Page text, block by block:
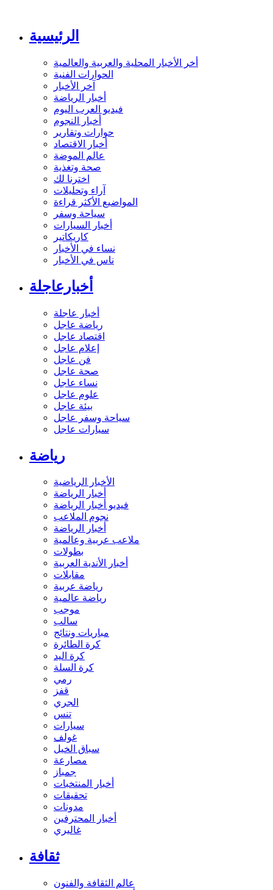
الرئيسية
أخر الأخبار المحلية والعربية والعالمية
الحوارات الفنية
آخر الأخبار
أخبار الرياضة
فيديو العرب اليوم
أخبار النجوم
حوارات وتقارير
أخبار الاقتصاد
عالم الموضة
صحة وتغذية
اخترنا لك
آراء وتحليلات
المواضيع الأكثر قراءة
سياحة وسفر
أخبار السيارات
كاريكاتير
نساء في الأخبار
ناس في الأخبار
أخبارعاجلة
أخبار عاجلة
رياضة عاجل
اقتصاد عاجل
إعلام عاجل
فن عاجل
صحة عاجل
نساء عاجل
علوم عاجل
بيئة عاجل
سياحة وسفر عاجل
سيارات عاجل
رياضة
الأخبار الرياضية
أخبار الرياضة
فيديو أخبار الرياضة
نجوم الملاعب
أخبار الرياضة
ملاعب عربية وعالمية
بطولات
أخبار الأندية العربية
مقابلات
رياضة عربية
رياضة عالمية
موجب
سالب
مباريات ونتائج
كرة الطائرة
كرة اليد
كرة السلة
رمي
قفز
الجري
تنس
سيارات
غولف
سباق الخيل
مصارعة
جمباز
أخبار المنتخبات
تحقيقات
مدونات
أخبار المحترفين
غاليري
ثقافة
عالم الثقافة والفنون